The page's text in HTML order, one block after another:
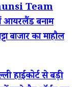
Team
आयरलैंड बनाम
बाजार का माहौल
हाईकोर्ट से बड़ी